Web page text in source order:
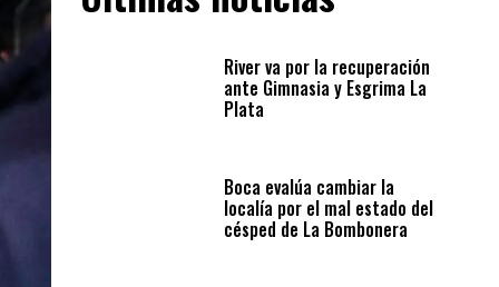
River va por la recuperación
ante Gimnasia y Esgrima La
Plata
Boca evalúa cambiar la
localía por el mal estado del
césped de La Bombonera